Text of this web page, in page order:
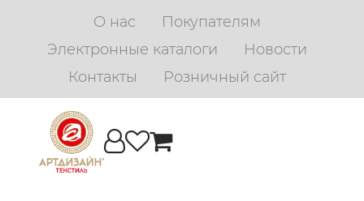
О нас
Покупателям
Электронные каталоги
Новости
Контакты
Розничный сайт